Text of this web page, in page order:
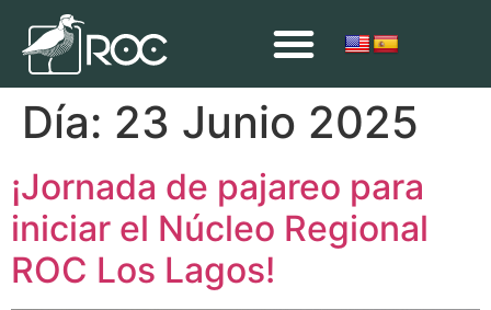
Día: 23 Junio 2025
¡Jornada de pajareo para
iniciar el Núcleo Regional
ROC Los Lagos!